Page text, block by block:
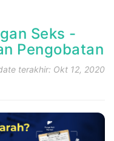
Seks -
Pengobatan
terakhir: Okt 12, 2020